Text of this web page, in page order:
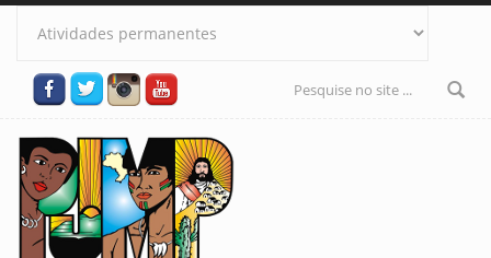
Pular para o conteúdo principal
Formulário